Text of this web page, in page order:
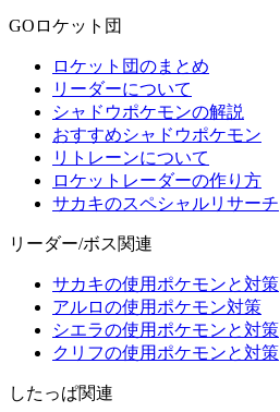
GOロケット団
ロケット団のまとめ
リーダーについて
シャドウポケモンの解説
おすすめシャドウポケモン
リトレーンについて
ロケットレーダーの作り方
サカキのスペシャルリサーチ
リーダー/ボス関連
サカキの使用ポケモンと対策
アルロの使用ポケモン対策
シエラの使用ポケモンと対策
クリフの使用ポケモンと対策
したっぱ関連